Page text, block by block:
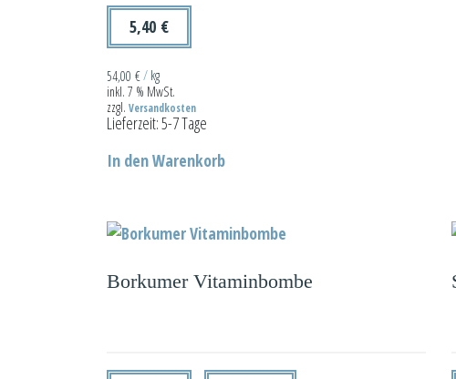
5,40 €
54,00 €/ kg
inkl. 7 % MwSt.
zzgl. Versandkosten
Lieferzeit:5-7 Tage
In den Warenkorb
Borkumer Vitaminbombe